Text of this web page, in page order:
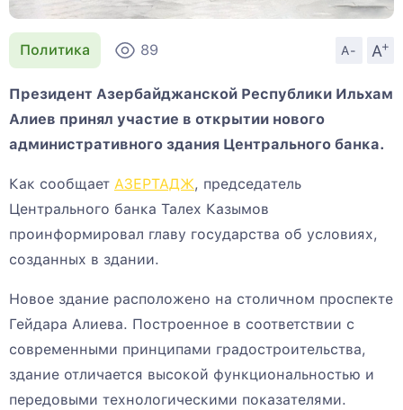
Политика 89 A- A
+
Президент Азербайджанской Республики Ильхам
Алиев принял участие в открытии нового
административного здания Центрального банка.
Как сообщает АЗЕРТАДЖ, председатель
Центрального банка Талех Казымов
проинформировал главу государства об условиях,
созданных в здании.
Новое здание расположено на столичном проспекте
Гейдара Алиева. Построенное в соответствии с
современными принципами градостроительства,
здание отличается высокой функциональностью и
передовыми технологическими показателями.